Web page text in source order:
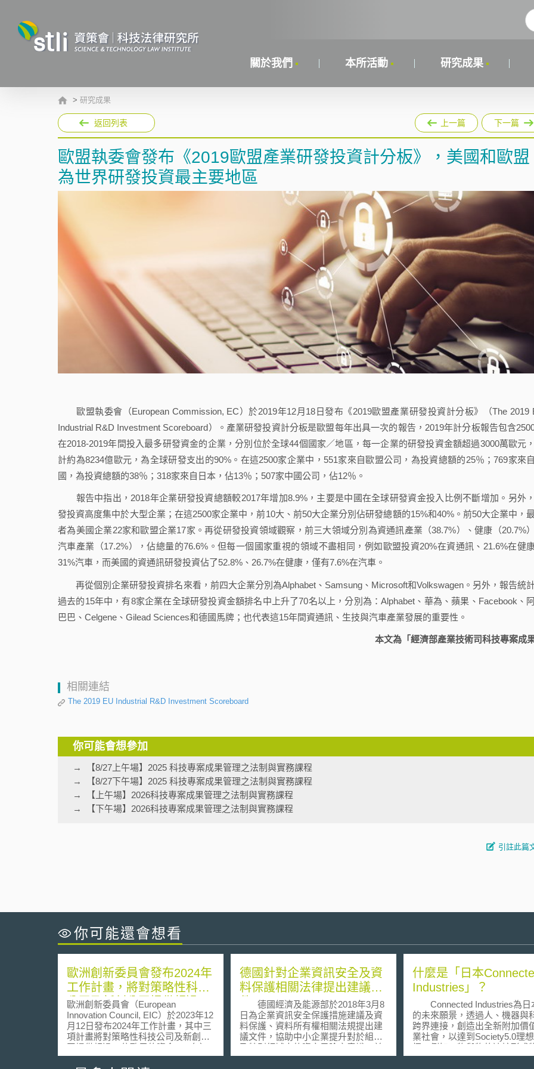
關於我們 本所活動 研究成果
> 研究成果
返回列表 上一篇 下一篇
歐盟執委會發布《2019歐盟產業研發投資計分板》，美國和歐盟
為世界研發投資最主要地區
歐盟執委會（European Commission, EC）於2019年12月18日發布《2019歐盟產業研發投資計分板》（The 2019
Industrial R&D Investment Scoreboard）。產業研發投資計分板是歐盟每年出具一次的報告，2019年計分板報告包含
在2018-2019年間投入最多研發資金的企業，分別位於全球44個國家／地區，每一企業的研發投資金額超過3000萬歐元
計約為8234億歐元，為全球研發支出的90%。在這2500家企業中，551家來自歐盟公司，為投資總額的25％；769家來
國，為投資總額的38％；318家來自日本，佔13％；507家中國公司，佔12％。
報告中指出，2018年企業研發投資總額較2017年增加8.9%，主要是中國在全球研發資金投入比例不斷增加。另外
發投資高度集中於大型企業；在這2500家企業中，前10大、前50大企業分別佔研發總額的15%和40%。前50大企業中，
者為美國企業22家和歐盟企業17家。再從研發投資領域觀察，前三大領域分別為資通訊產業（38.7%）、健康（20.7%
汽車產業（17.2%），佔總量的76.6%。但每一個國家重視的領域不盡相同，例如歐盟投資20%在資通訊、21.6%在健康
31%汽車，而美國的資通訊研發投資佔了52.8%、26.7%在健康，僅有7.6%在汽車。
再從個別企業研發投資排名來看，前四大企業分別為Alphabet、Samsung、Microsoft和Volkswagen。另外，報告統
過去的15年中，有8家企業在全球研發投資金額排名中上升了70名以上，分別為：Alphabet、華為、蘋果、Facebook、
巴巴、Celgene、Gilead Sciences和德國馬牌；也代表這15年間資通訊、生技與汽車產業發展的重要性。
本文為「經濟部產業技術司科技專案成果
相關連結
The 2019 EU Industrial R&D Investment Scoreboard
你可能會想參加
【8/27上午場】2025 科技專案成果管理之法制與實務課程
【8/27下午場】2025 科技專案成果管理之法制與實務課程
【上午場】2026科技專案成果管理之法制與實務課程
【下午場】2026科技專案成果管理之法制與實務課程
引註此篇
你可能還會想看
歐洲創新委員會發布2024年
工作計畫，將對策略性科技
公司及新創公司提供超過12
億歐元的資金
歐洲創新委員會（European
Innovation Council, EIC）於2023年12
月12日發布2024年工作計畫，其中三
項計畫將對策略性科技公司及新創公
司提供超過12億歐元的資金： （1）
「探路器計畫」（EIC Pathfinder）：
德國針對企業資訊安全及資
料保護相關法律提出建議文
德國經濟及能源部於2018年3月8
日為企業資訊安全保護措施建議及資
料保護、資料所有權相關法規提出建
議文件，協助中小企業提升對於組織
及特別領域中的資安風險之意識，並
進一步採取有效防護檢測，包括基本
什麼是「日本
Industries」？
Connected Industries為日
的未來願景，透過人、機器與
跨界連接，創造出全新附加價
業社會，以達到Society5.0理
標。例如，物與物的連接形成
(IoT)、人與機器合作拓展智慧